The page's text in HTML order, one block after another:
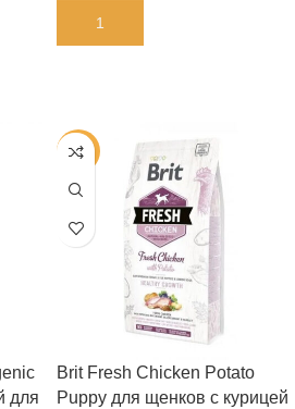
В КОРЗИНУ
для
-35%
Brit Fresh Chicken Potato
Puppy для щенков с курицей